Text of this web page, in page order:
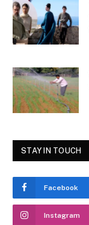
STAY IN TOUCH
Facebook
Instagram